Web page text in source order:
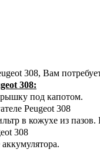
308, Вам
308:
под капотом.
в кожухе из